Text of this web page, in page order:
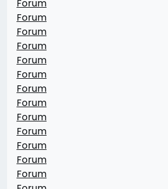
Forum
Forum
Forum
Forum
Forum
Forum
Forum
Forum
Forum
Forum
Forum
Forum
Forum